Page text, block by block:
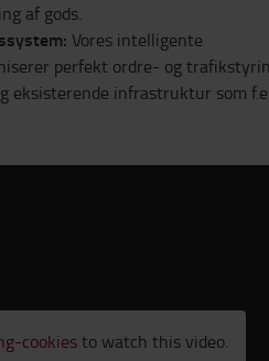
af gods.
Vores intelligente
perfekt ordre- og
eksisterende infrastruktur som
cookiesto watch this video.